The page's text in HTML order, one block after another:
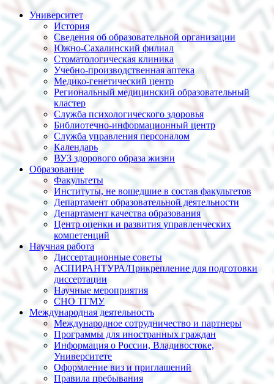
Университет
История
Сведения об образовательной организации
Южно-Сахалинский филиал
Стоматологическая клиника
Учебно-производственная аптека
Медико-генетический центр
Региональный медицинский образовательный
кластер
Служба психологического здоровья
Библиотечно-информационный центр
Служба управления персоналом
Календарь
ВУЗ здорового образа жизни
Образование
Факультеты
Институты, не вошедшие в состав факультетов
Департамент образовательной деятельности
Департамент качества образования
Центр оценки и развития управленческих
компетенций
Научная работа
Диссертационные советы
АСПИРАНТУРА/Прикрепление для подготовки
диссертации
Научные мероприятия
СНО ТГМУ
Международная деятельность
Международное сотрудничество и партнеры
Программы для иностранных граждан
Информация о России, Владивостоке,
Университете
Оформление виз и приглашений
Правила пребывания